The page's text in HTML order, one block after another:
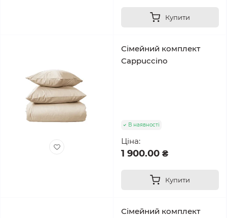
Купити
Сімейний комплект
Cappuccino
В наявності
Ціна:
1 900.00 ₴
Купити
Сімейний комплект